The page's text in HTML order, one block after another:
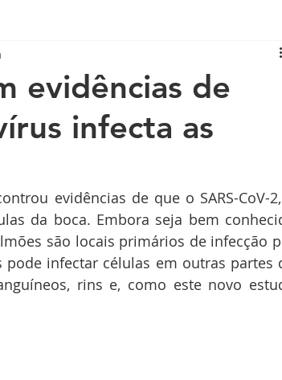
evidências de
infecta as
evidências de que o SARS-CoV-
da boca. Embora seja bem
são locais primários de infecção
pode infectar células em outras partes
rins e, como este novo